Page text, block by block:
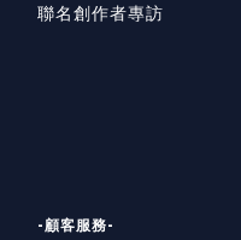
聯名創作者專訪
-顧客服務-